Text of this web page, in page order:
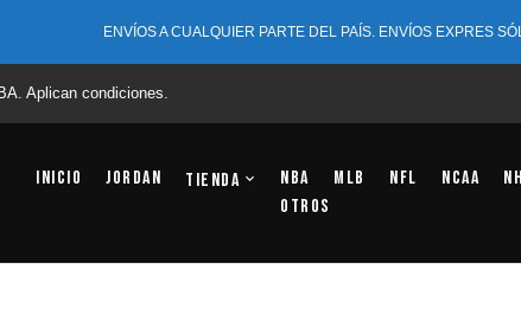
ENVÍOS A CUALQUIER PARTE DEL PAÍS. ENVÍOS EXPRES
Aplican condiciones.
Inicio Jordan Tienda NBA MLB NFL NCAA
OTROS